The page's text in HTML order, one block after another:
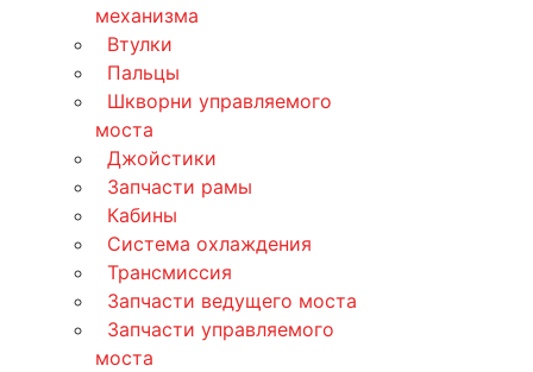
механизма
Втулки
Пальцы
Шкворни управляемого
моста
Джойстики
Запчасти рамы
Кабины
Система охлаждения
Трансмиссия
Запчасти ведущего моста
Запчасти управляемого
моста